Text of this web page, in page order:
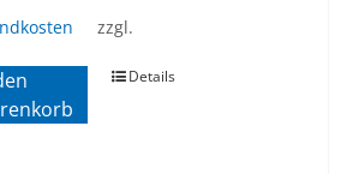
zzgl.
Details